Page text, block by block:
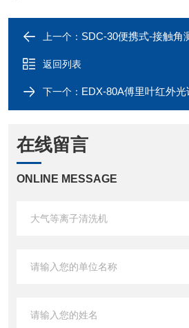
上一个： SDC-30便携式-接触角
返回列表
下一个： EDX-80A傅里叶红外光
在线留言
ONLINE MESSAGE